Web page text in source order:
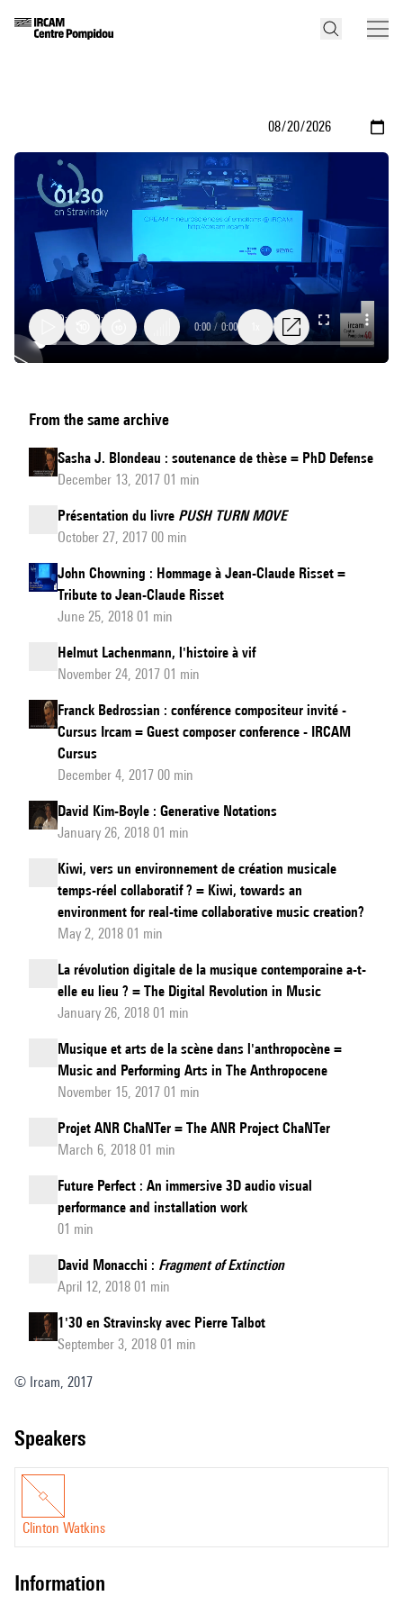
Recherche
et
Création
Research
Creation
Seminar
0:00 / 0:00
From the same archive
Sasha J. Blondeau : soutenance de thèse = PhD Defense
December 13, 2017 01 min
Présentation du livre PUSH TURN MOVE
October 27, 2017 00 min
John Chowning : Hommage à Jean-Claude Risset =
Tribute to Jean-Claude Risset
June 25, 2018 01 min
Helmut Lachenmann, l'histoire à vif
November 24, 2017 01 min
Franck Bedrossian : conférence compositeur invité -
Cursus Ircam = Guest composer conference - IRCAM
Cursus
December 4, 2017 00 min
David Kim-Boyle : Generative Notations
January 26, 2018 01 min
Kiwi, vers un environnement de création musicale
temps-réel collaboratif ? = Kiwi, towards an
environment for real-time collaborative music creation?
May 2, 2018 01 min
La révolution digitale de la musique contemporaine a-t-
elle eu lieu ? = The Digital Revolution in Music
January 26, 2018 01 min
Musique et arts de la scène dans l'anthropocène =
Music and Performing Arts in The Anthropocene
November 15, 2017 01 min
Projet ANR ChaNTer = The ANR Project ChaNTer
March 6, 2018 01 min
Future Perfect : An immersive 3D audio visual
performance and installation work
01 min
David Monacchi : Fragment of Extinction
April 12, 2018 01 min
1'30 en Stravinsky avec Pierre Talbot
September 3, 2018 01 min
© Ircam, 2017
speakers
Clinton Watkins
information